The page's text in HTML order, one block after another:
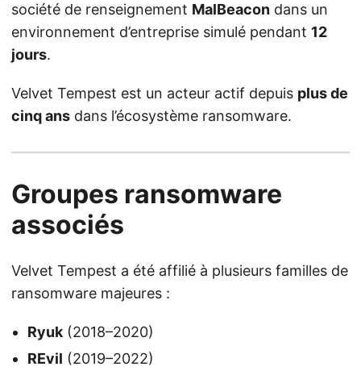
société de renseignement MalBeacon dans un
environnement d’entreprise simulé pendant 12
jours.
Velvet Tempest est un acteur actif depuis plus de
cinq ans dans l’écosystème ransomware.
Groupes ransomware
associés
Velvet Tempest a été affilié à plusieurs familles de
ransomware majeures :
Ryuk(2018–2020)
REvil (2019–2022)